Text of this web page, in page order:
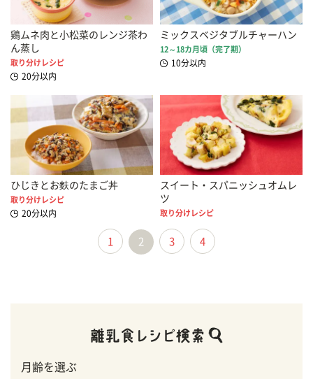
鶏ムネ肉と小松菜のレンジ茶わ
ん蒸し
取り分けレシピ
20分以内
ミックスベジタブルチャーハン
12～18カ月頃（完了期）
10分以内
ひじきとお麩のたまご丼
取り分けレシピ
20分以内
スイート・スパニッシュオムレ
ツ
取り分けレシピ
1 2 3 4
月齢を選ぶ